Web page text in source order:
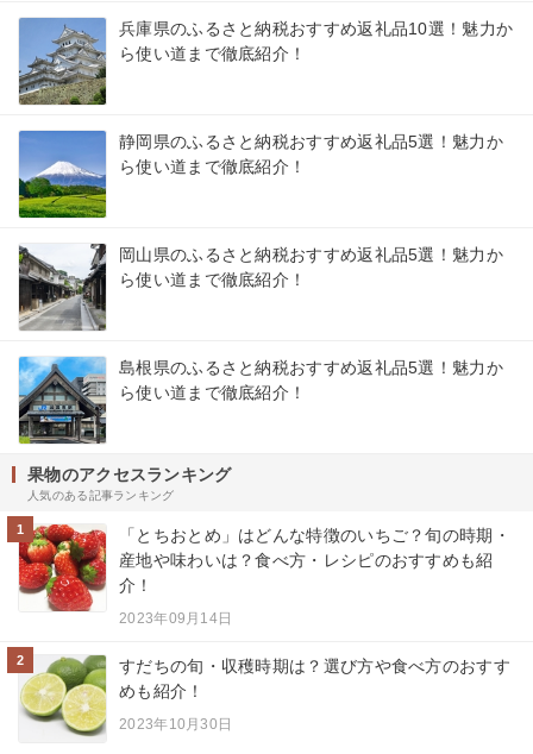
兵庫県のふるさと納税おすすめ返礼品10選！魅力か
ら使い道まで徹底紹介！
静岡県のふるさと納税おすすめ返礼品5選！魅力か
ら使い道まで徹底紹介！
岡山県のふるさと納税おすすめ返礼品5選！魅力か
ら使い道まで徹底紹介！
島根県のふるさと納税おすすめ返礼品5選！魅力か
ら使い道まで徹底紹介！
果物のアクセスランキング
人気のある記事ランキング
1
「とちおとめ」はどんな特徴のいちご？旬の時期・
産地や味わいは？食べ方・レシピのおすすめも紹
介！
2023年09月14日
2
すだちの旬・収穫時期は？選び方や食べ方のおすす
めも紹介！
2023年10月30日